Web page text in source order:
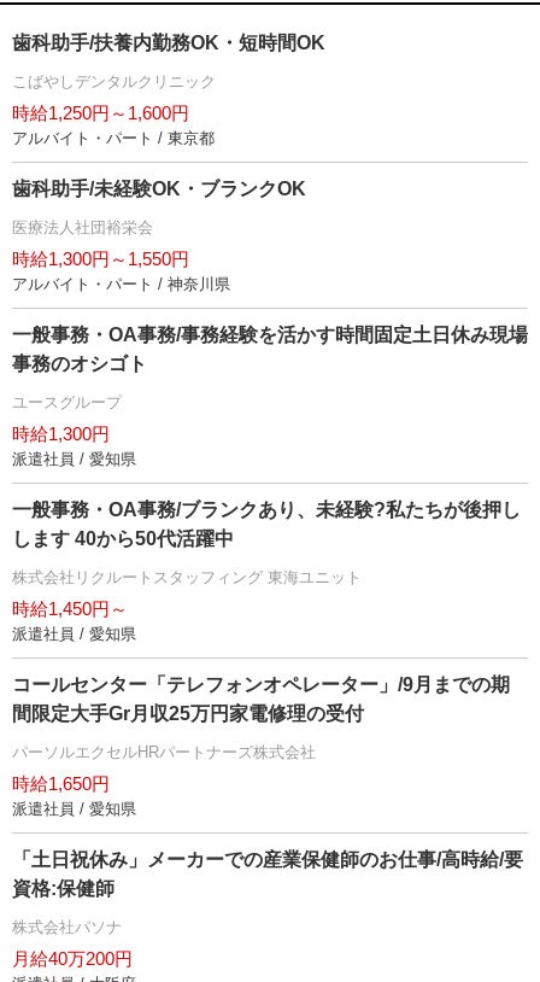
歯科助手/扶養内勤務OK・短時間OK
こばやしデンタルクリニック
時給1,250円～1,600円
アルバイト・パート / 東京都
歯科助手/未経験OK・ブランクOK
医療法人社団裕栄会
時給1,300円～1,550円
アルバイト・パート / 神奈川県
一般事務・OA事務/事務経験を活かす時間固定土日休み現場
事務のオシゴト
ユースグループ
時給1,300円
派遣社員 / 愛知県
一般事務・OA事務/ブランクあり、未経験?私たちが後押し
します 40から50代活躍中
株式会社リクルートスタッフィング 東海ユニット
時給1,450円～
派遣社員 / 愛知県
コールセンター「テレフォンオペレーター」/9月までの期
間限定大手Gr月収25万円家電修理の受付
パーソルエクセルHRパートナーズ株式会社
時給1,650円
派遣社員 / 愛知県
「土日祝休み」メーカーでの産業保健師のお仕事/高時給/要
資格:保健師
株式会社パソナ
月給40万200円